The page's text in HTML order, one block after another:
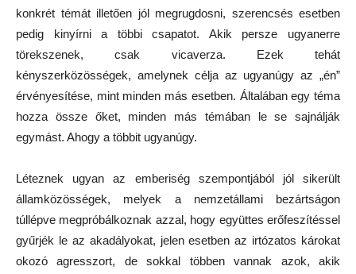
konkrét témát illetően jól megrugdosni, szerencsés esetben
pedig kinyírni a többi csapatot. Akik persze ugyanerre
törekszenek, csak vicaverza. Ezek tehát
kényszerközösségek, amelynek célja az ugyanúgy az „én”
érvényesítése, mint minden más esetben. Általában egy téma
hozza össze őket, minden más témában le se sajnálják
egymást. Ahogy a többit ugyanúgy.
Léteznek ugyan az emberiség szempontjából jól sikerült
államközösségek, melyek a nemzetállami bezártságon
túllépve megpróbálkoznak azzal, hogy együttes erőfeszítéssel
gyűrjék le az akadályokat, jelen esetben az irtózatos károkat
okozó agresszort, de sokkal többen vannak azok, akik